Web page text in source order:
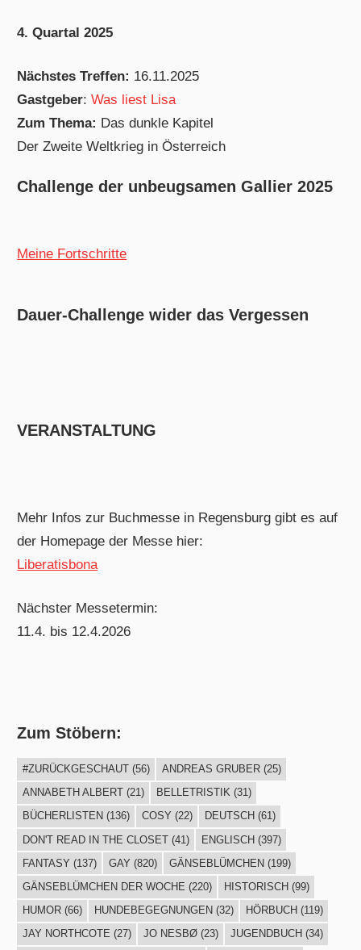
4. Quartal 2025
Nächstes Treffen: 16.11.2025
Gastgeber:Was liest Lisa
Zum Thema: Das dunkle Kapitel
Der Zweite Weltkrieg in Österreich
Challenge der unbeugsamen Gallier 2025
Meine Fortschritte
Dauer-Challenge wider das Vergessen
VERANSTALTUNG
Mehr Infos zur Buchmesse in Regensburg gibt es auf
der Homepage der Messe hier:
Liberatisbona
Nächster Messetermin:
11.4. bis 12.4.2026
Zum Stöbern:
#ZURÜCKGESCHAUT(56) ANDREAS GRUBER(25)
ANNABETH ALBERT(21) BELLETRISTIK(31)
BÜCHERLISTEN (136) COSY (22) DEUTSCH (61)
DON'T READ IN THE CLOSET(41) ENGLISCH(397)
FANTASY (137) GAY (820) GÄNSEBLÜMCHEN (199)
GÄNSEBLÜMCHEN DER WOCHE (220) HISTORISCH (99)
HUMOR(66) HUNDEBEGEGNUNGEN (32) HÖRBUCH (119)
JAY NORTHCOTE (27) JO NESBØ(23) JUGENDBUCH (34)